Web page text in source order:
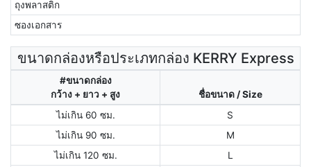
ถุงพลาสติก
ซองเอกสาร
ขนาดกล่องหรือประเภทกล่อง KERRY Express
#ขนาดกล่อง
กว้าง + ยาว + สูง
ชื่อขนาด / Size
ไม่เกิน 60 ซม.
S
ไม่เกิน 90 ซม.
M
ไม่เกิน 120 ซม.
L